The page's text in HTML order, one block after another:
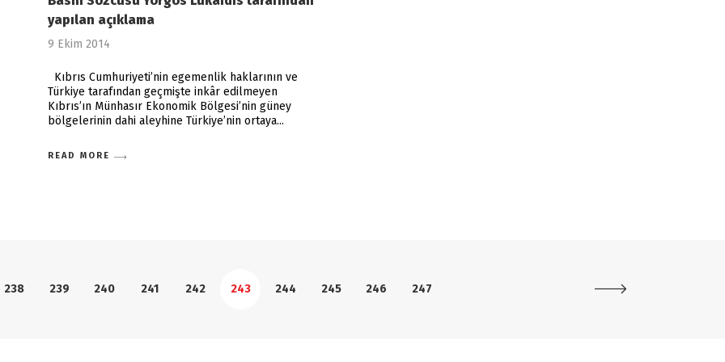
yapılan açıklama
9 Ekim 2014
Kıbrıs Cumhuriyeti’nin egemenlik haklarının ve
Türkiye tarafından geçmişte inkâr edilmeyen
Kıbrıs’ın Münhasır Ekonomik Bölgesi’nin güney
bölgelerinin dahi aleyhine Türkiye’nin ortaya
READ MORE
238 239 240 241 242 243 244 245 246 247